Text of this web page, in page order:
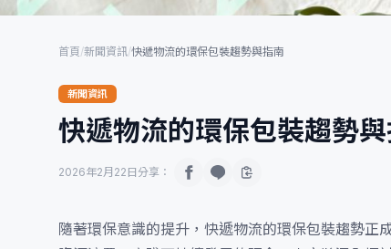
首頁/新聞資訊/快遞物流的環保包裝趨勢與指南
新聞資訊
快遞物流的環保包裝趨勢
2026年2月22日 分享：
隨著環保意識的提升，快遞物流的環保包裝趨勢正